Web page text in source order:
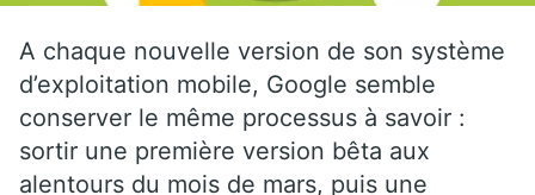
A chaque nouvelle version de son système
d’exploitation mobile, Google semble
conserver le même processus à savoir :
sortir une première version bêta aux
alentours du mois de mars, puis une